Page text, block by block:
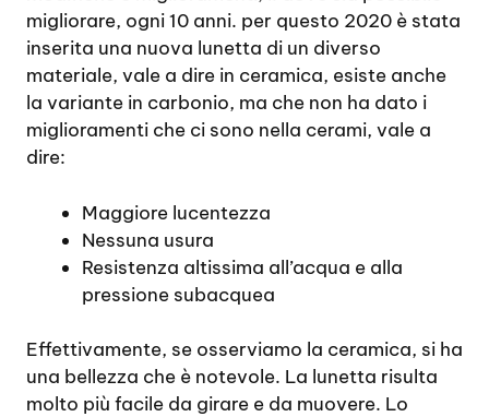
migliorare, ogni 10 anni. per questo 2020 è stata
inserita una nuova lunetta di un diverso
materiale, vale a dire in ceramica, esiste anche
la variante in carbonio, ma che non ha dato i
miglioramenti che ci sono nella cerami, vale a
dire:
Maggiore lucentezza
Nessuna usura
Resistenza altissima all’acqua e alla
pressione subacquea
Effettivamente, se osserviamo la ceramica, si ha
una bellezza che è notevole. La lunetta risulta
molto più facile da girare e da muovere. Lo